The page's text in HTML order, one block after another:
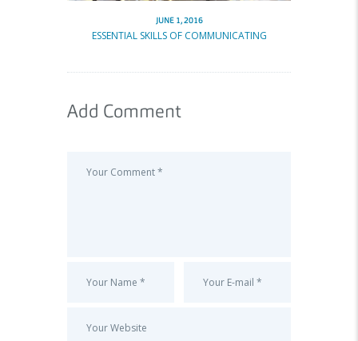
JUNE 1, 2016
ESSENTIAL SKILLS OF COMMUNICATING
Add Comment